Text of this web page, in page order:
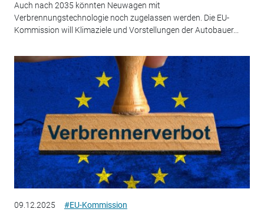
Auch nach 2035 könnten Neuwagen mit
Verbrennungstechnologie noch zugelassen werden. Die EU-
Kommission will Klimaziele und Vorstellungen der Autobauer...
09.12.2025 #EU-Kommission